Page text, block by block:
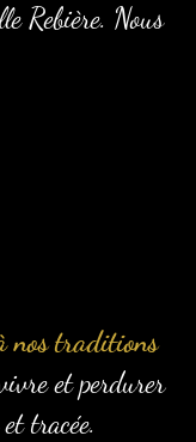
Rebière. Nous
nos traditions
et perdurer
tracée.